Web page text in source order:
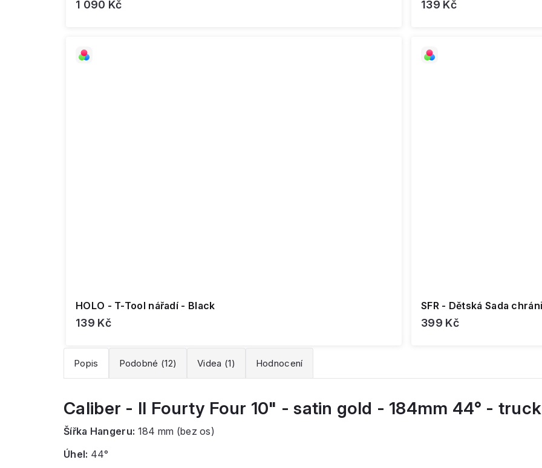
1 090 Kč 139 Kč
HOLO - T-Tool nářadí - Black
139 Kč
SFR - Dětská Sada
399 Kč
Popis Podobné (12) Videa (1) Hodnocení
Caliber - II Fourty Four 10" - satin gold - 184mm 44° - truck
Šířka Hangeru: 184 mm (bez os)
Úhel: 44°